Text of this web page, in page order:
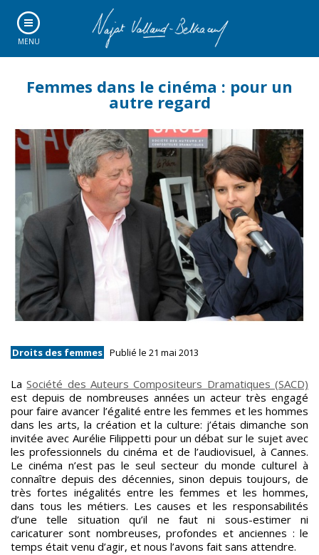
MENU
Femmes dans le cinéma : pour un
autre regard
Droits des femmes Publié le 21 mai 2013
LaSociété des Auteurs Compositeurs Dramatiques (SACD)
est depuis de nombreuses années un acteur très engagé
pour faire avancer l’égalité entre les femmes et les hommes
dans les arts, la création et la culture: j’étais dimanche son
invitée avec Aurélie Filippetti pour un débat sur le sujet avec
les professionnels du cinéma et de l’audiovisuel, à Cannes.
Le cinéma n’est pas le seul secteur du monde culturel à
connaître depuis des décennies, sinon depuis toujours, de
très fortes inégalités entre les femmes et les hommes,
dans tous les métiers. Les causes et les responsabilités
d’une telle situation qu’il ne faut ni sous-estimer ni
caricaturer sont nombreuses, profondes et anciennes : le
temps était venu d’agir, et nous l’avons fait sans attendre.